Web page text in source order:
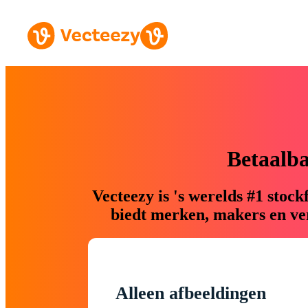
Vecteezy is 's werelds #1
biedt merken, makers en
Alleen afbeeldingen